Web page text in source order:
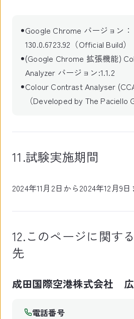
Google Chrome バージョン：
130.0.6723.92（Official Build）
(Google Chrome 拡張機能)
Analyzer バージョン:1.1.2
Colour Contrast Analyser
（Developed by The Paciello
11.試験実施期間
2024年11月2日から2024年12月9日
12.このページに関す
先
成田国際空港株式会社
電話番号